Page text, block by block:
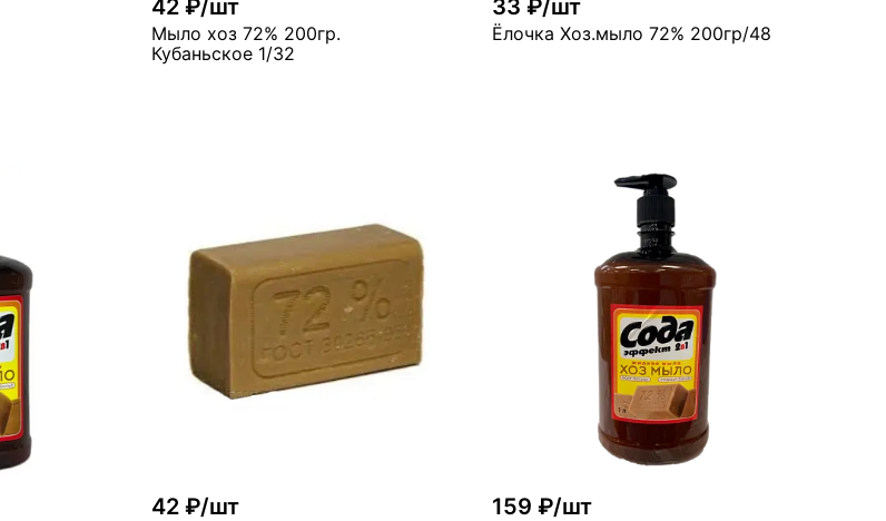
42 ₽/шт
Мыло хоз 72% 200гр.
Кубаньское 1/32
В корзину
много
33 ₽/шт
Ёлочка Хоз.мыло 72% 200гр/48
42 ₽/шт 159 ₽/шт